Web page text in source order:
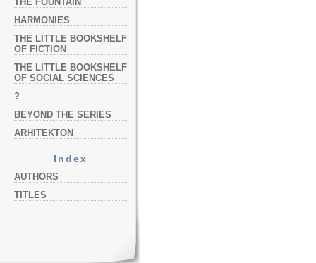
HARMONIES
THE LITTLE BOOKSHELF
OF FICTION
THE LITTLE BOOKSHELF
OF SOCIAL SCIENCES
?
BEYOND THE SERIES
ARHITEKTON
Index
AUTHORS
TITLES